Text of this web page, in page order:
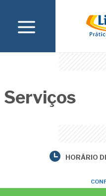
Serviços
HORÁRIO